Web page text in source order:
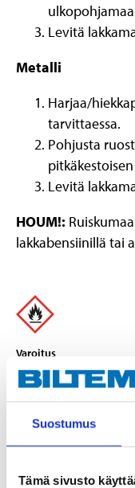
Suostumus
Tämä sivusto
Levitä
Metalli
Harjaa/
tarvittaessa.
Pohjusta
Levitä
HOUM!:
lakkabensiinillä tai
Varoitus
EUH066 Toistuva
EUH211 Varoitus!
saattaa muodostua
tai sumua.
Tekniset tiedot